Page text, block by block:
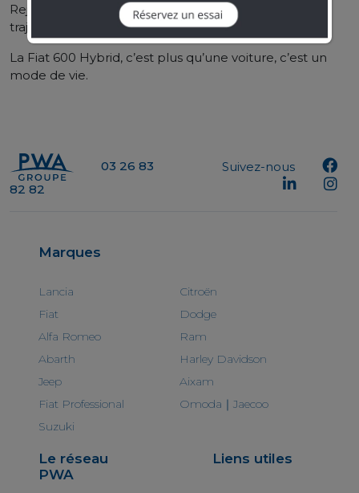
Rejoignez la révolution verte et faites de chaque
trajet une nouvelle aventure.
La Fiat 600 Hybrid, c’est plus qu’une voiture, c’est un
mode de vie.
03 26 83
82 82
Suivez-nous
Marques
Lancia
Fiat
Alfa Romeo
Abarth
Jeep
Fiat Professional
Suzuki
Citroën
Dodge
Ram
Harley Davidson
Aixam
Omoda｜Jaecoo
Le réseau
PWA
Liens utiles